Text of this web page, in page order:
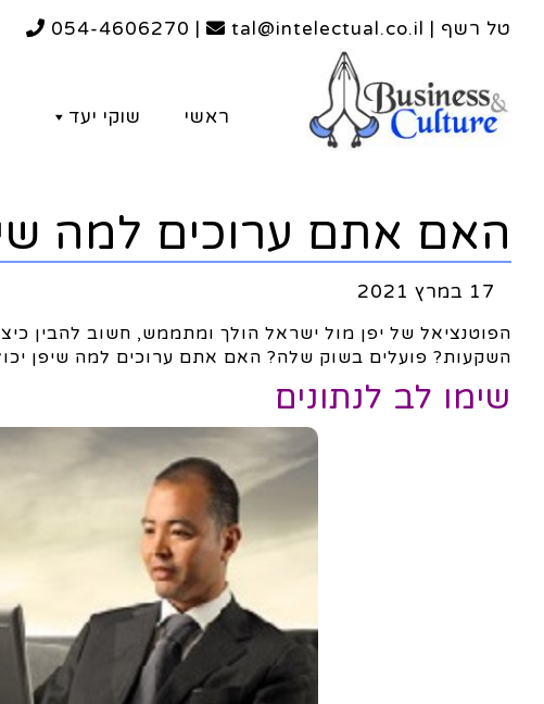
טל רשף | tal@intelectual.co.il |
054-4606270
ראשי שוקי יעד
האם אתם
האם אתם ערוכים למה
17 במרץ 2021
הפוטנציאל של יפן מול ישראל הולך ומתממש, חשוב להבין
השקעות? פועלים בשוק שלה? האם אתם ערוכים למה שיפן
שימו לב לנתונים